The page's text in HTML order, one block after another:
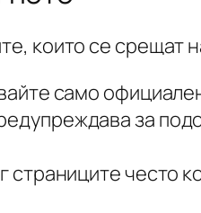
които се срещат
само
за
страниците често